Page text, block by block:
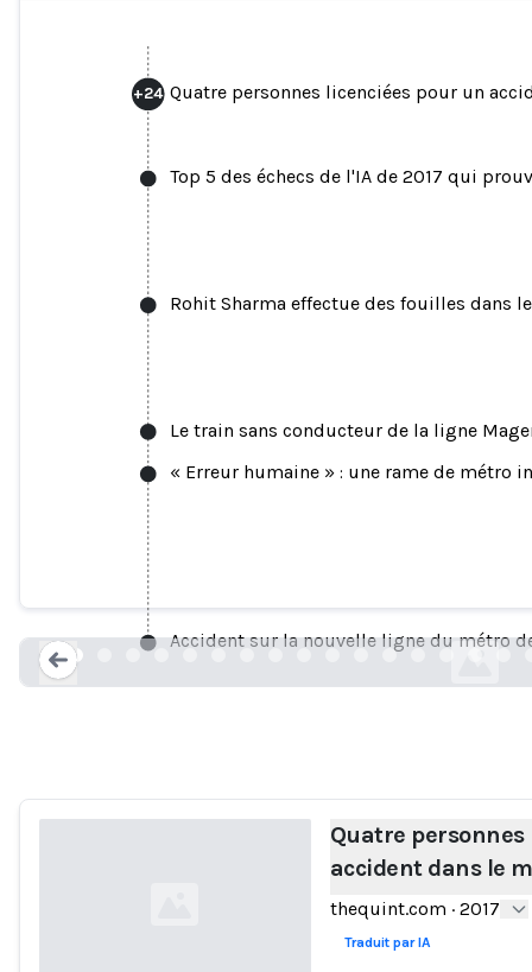
+24 Quatre personnes licenciées pour un
Top 5 des échecs de l'IA de 2017 qui
Rohit Sharma effectue des fouilles dans
Le train sans conducteur de la ligne
« Erreur humaine » : une rame de métro
Accident sur la nouvelle ligne du métro
Quatre personnes licenciées pour un
Quatre
accident dans le
thequint.com · 2017
Traduit par IA